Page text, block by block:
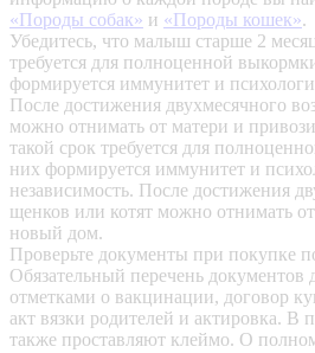
«Породы собак» и «Породы кошек».
Убедитесь, что малыш старше 2
требуется для полноценной
формируется иммунитет и
После достижения двухмесячного
можно отнимать от матери и
такой срок требуется для
них формируется иммунитет и
независимость. После достижения
щенков или котят можно отнимать
новый дом.
Проверьте документы при покупке
Обязательный перечень документов
отметками о вакцинации, договор
акт вязки родителей и актировка. В
также проставляют клеймо. О